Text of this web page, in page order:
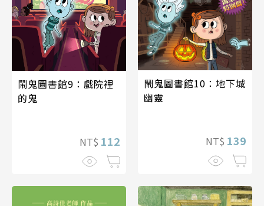
鬧鬼圖書館9：戲院裡
的鬼
NT$ 112
鬧鬼圖書館10：地下城
幽靈
NT$ 139